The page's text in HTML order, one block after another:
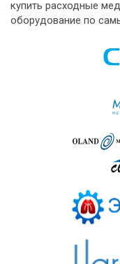
купить расходные
оборудование по